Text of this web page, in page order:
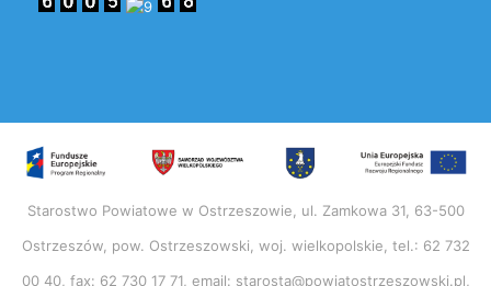
Starostwo Powiatowe w Ostrzeszowie, ul. Zamkowa 31, 63-500
Ostrzeszów, pow. Ostrzeszowski, woj. wielkopolskie, tel.: 62 732
00 40, fax: 62 730 17 71, email: starosta@powiatostrzeszowski.pl,